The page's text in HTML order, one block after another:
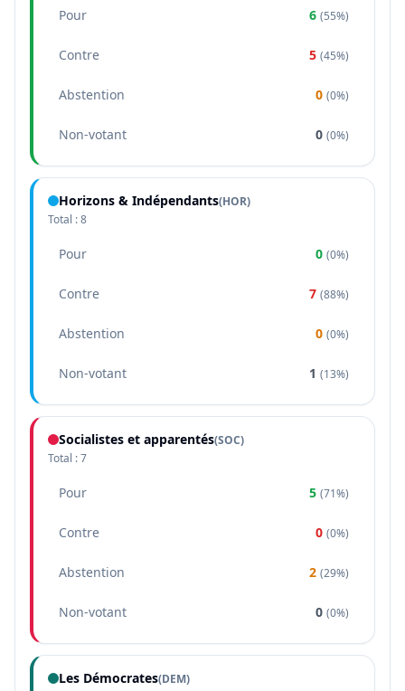
Pour 6 (55%)
Contre 5 (45%)
Abstention 0 (0%)
Non-votant 0 (0%)
Horizons & Indépendants(HOR)
Total :8
Pour 0 (0%)
Contre 7 (88%)
Abstention 0 (0%)
Non-votant 1 (13%)
Socialistes et apparentés(SOC)
Total :7
Pour 5 (71%)
Contre 0 (0%)
Abstention 2 (29%)
Non-votant 0 (0%)
Les Démocrates(DEM)